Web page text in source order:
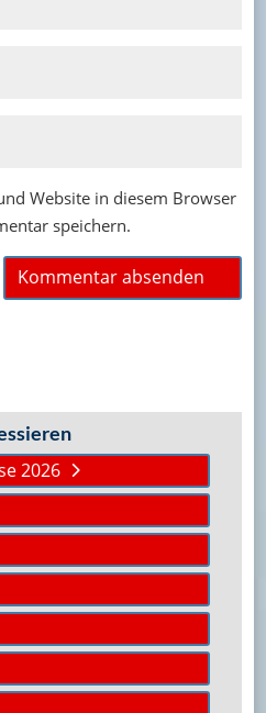
Website in diesem Browser
speichern.
2026